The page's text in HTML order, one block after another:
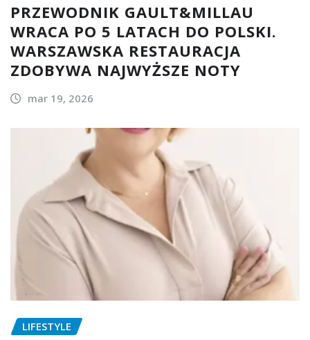
PRZEWODNIK GAULT&MILLAU
WRACA PO 5 LATACH DO POLSKI.
WARSZAWSKA RESTAURACJA
ZDOBYWA NAJWYŻSZE NOTY
mar 19, 2026
LIFESTYLE